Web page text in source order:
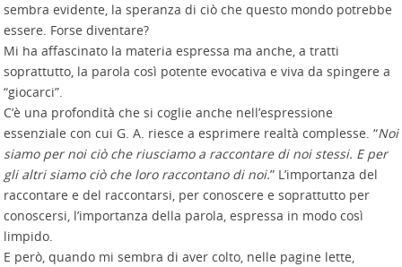
sembra evidente, la speranza di ciò che questo mondo potrebbe
essere. Forse diventare?
Mi ha affascinato la materia espressa ma anche, a tratti
soprattutto, la parola così potente evocativa e viva da spingere a
“giocarci”.
C’è una profondità che si coglie anche nell’espressione
essenziale con cui G. A. riesce a esprimere realtà complesse. “Noi
siamo per noi ciò che riusciamo a raccontare di noi stessi. E per
gli altri siamo ciò che loro raccontano di noi.” L’importanza del
raccontare e del raccontarsi, per conoscere e soprattutto per
conoscersi, l’importanza della parola, espressa in modo così
limpido.
E però, quando mi sembra di aver colto, nelle pagine lette,